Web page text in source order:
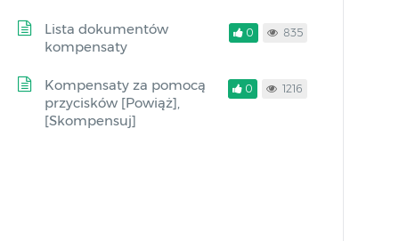
Lista dokumentów
kompensaty
0 835
Kompensaty za pomocą
przycisków [Powiąż],
[Skompensuj]
0 1216